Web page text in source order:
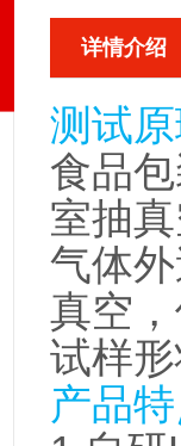
详情介绍
测试
食品
室抽
气体
真空
试样
产品